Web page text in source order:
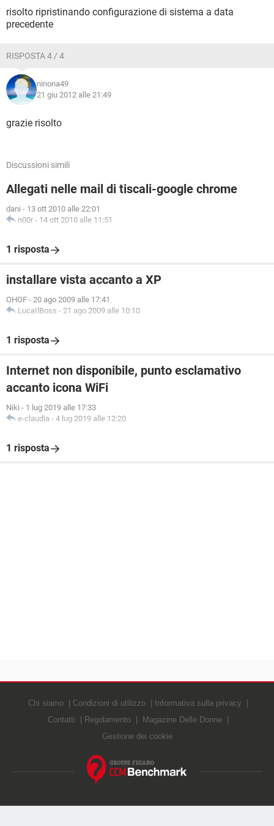
risolto ripristinando configurazione di sistema a data
precedente
RISPOSTA 4 / 4
ninona49
21 giu 2012 alle 21:49
grazie risolto
Discussioni simili
Allegati nelle mail di tiscali-google chrome
dani - 13 ott 2010 alle 22:01
n00r - 14 ott 2010 alle 11:51
1 risposta
installare vista accanto a XP
OHOF - 20 ago 2009 alle 17:41
LucaIlBoss - 21 ago 2009 alle 10:10
1 risposta
Internet non disponibile, punto esclamativo
accanto icona WiFi
Niki - 1 lug 2019 alle 17:33
e-claudia - 4 lug 2019 alle 12:20
1 risposta
Chi siamo Condizioni di utilizzo
Informativa sulla privacy
Contatti
Regolamento
Magazine Delle Donne
Gestione dei cookie